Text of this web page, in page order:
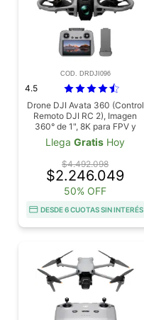
COD. DRDJI096
4.5
Drone DJI Avata 360 (Control
Remoto DJI RC 2), Imagen
360° de 1", 8K para FPV y
Filmación Aérea, Protector de
Hélices
Llega Gratis Hoy
$4.492.098
$2.246.049
50% OFF
DESDE 6 CUOTAS SIN INTERÉS